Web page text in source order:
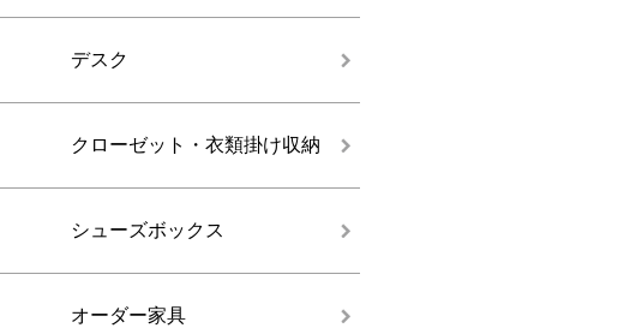
デスク
クローゼット・衣類掛け収納
シューズボックス
オーダー家具